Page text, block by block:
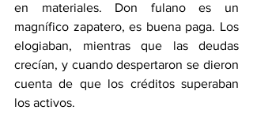
en materiales. Don fulano es un
magnífico zapatero, es buena paga. Los
elogiaban, mientras que las deudas
crecían, y cuando despertaron se dieron
cuenta de que los créditos superaban
los activos.